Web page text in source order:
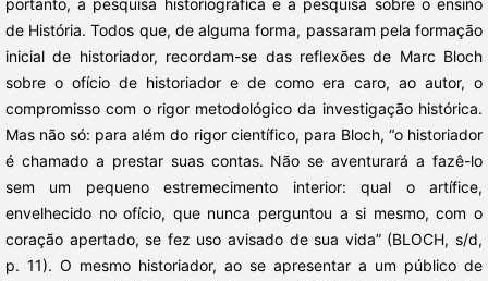
portanto, a pesquisa historiográfica e a pesquisa sobre o ensino
de História. Todos que, de alguma forma, passaram pela formação
inicial de historiador, recordam-se das reflexões de Marc Bloch
sobre o ofício de historiador e de como era caro, ao autor, o
compromisso com o rigor metodológico da investigação histórica.
Mas não só: para além do rigor científico, para Bloch, “o historiador
é chamado a prestar suas contas. Não se aventurará a fazê-lo
sem um pequeno estremecimento interior: qual o artífice,
envelhecido no ofício, que nunca perguntou a si mesmo, com o
coração apertado, se fez uso avisado de sua vida” (BLOCH, s/d,
p. 11). O mesmo historiador, ao se apresentar a um público de